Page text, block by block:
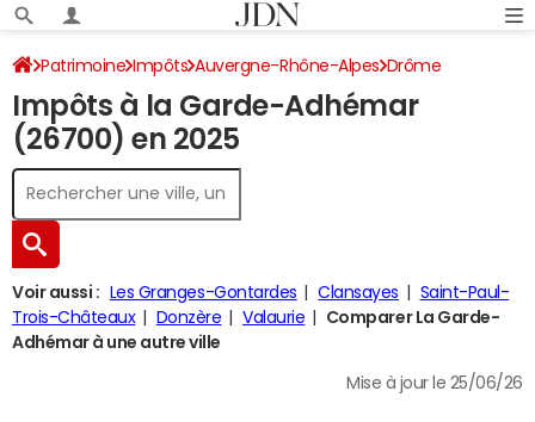
Patrimoine Impôts Auvergne-Rhône-Alpes Drôme
La Garde-Adhémar Impôt sur le revenu
Impôts à la Garde-Adhémar
(26700) en 2025
Voir aussi : Les Granges-Gontardes Clansayes
Saint-Paul-
Trois-Châteaux
Donzère Valaurie
Comparer La Garde-
Adhémar à une autre ville
Mise à jour le 25/06/26